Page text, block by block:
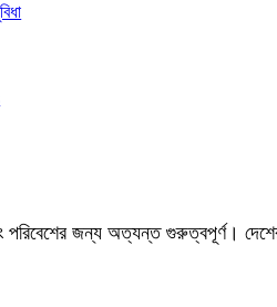
পরিবেশের জন্য অত্যন্ত গুরুত্বপূর্ণ।